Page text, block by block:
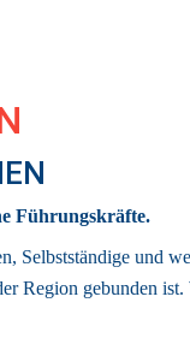
Führungskräfte.
Selbstständige und
Region gebunden ist.